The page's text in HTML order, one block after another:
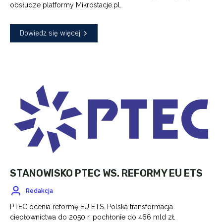
obsłudze platformy Mikrostacje.pl.
Dowiedz się więcej
STANOWISKO PTEC WS. REFORMY EU ETS
Redakcja
PTEC ocenia reformę EU ETS. Polska transformacja
ciepłownictwa do 2050 r. pochłonie do 466 mld zł.